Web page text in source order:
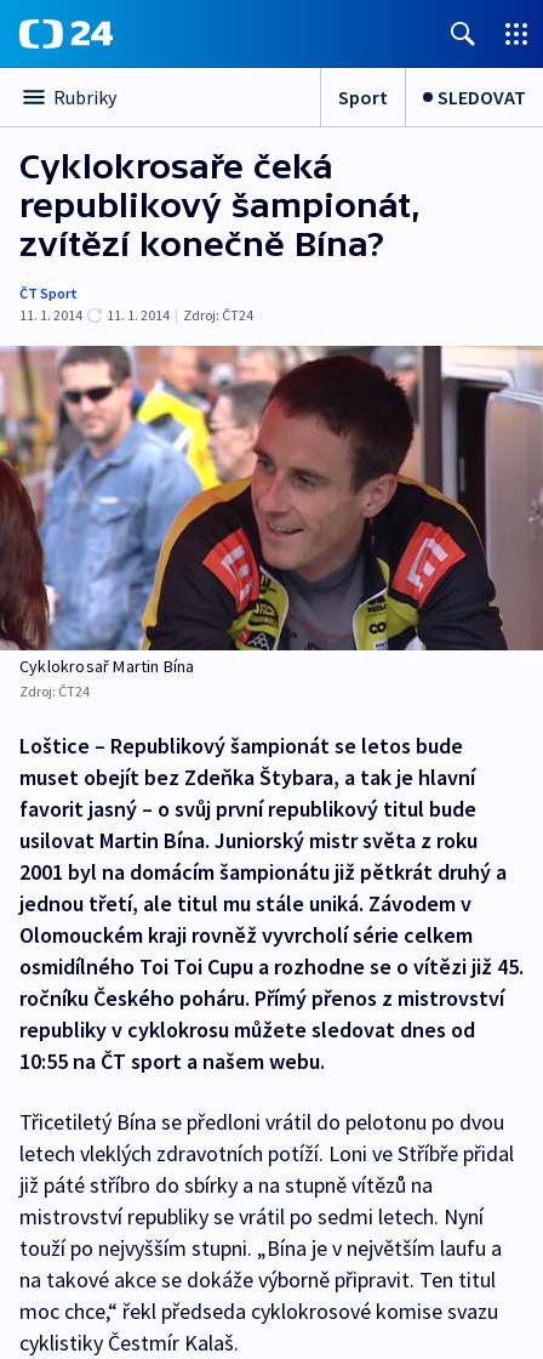
Rubriky Sport SLEDOVAT
Cyklokrosaře čeká
republikový šampionát,
zvítězí konečně Bína?
ČT Sport
11. 1. 2014
11. 1. 2014 | Zdroj: ČT24
Cyklokrosař Martin Bína
Zdroj: ČT24
Loštice – Republikový šampionát se letos bude
muset obejít bez Zdeňka Štybara, a tak je hlavní
favorit jasný – o svůj první republikový titul bude
usilovat Martin Bína. Juniorský mistr světa z roku
2001 byl na domácím šampionátu již pětkrát druhý a
jednou třetí, ale titul mu stále uniká. Závodem v
Olomouckém kraji rovněž vyvrcholí série celkem
osmidílného Toi Toi Cupu a rozhodne se o vítězi již 45.
ročníku Českého poháru. Přímý přenos z mistrovství
republiky v cyklokrosu můžete sledovat dnes od
10:55 na ČT sport a našem webu.
Třicetiletý Bína se předloni vrátil do pelotonu po dvou
letech vleklých zdravotních potíží. Loni ve Stříbře přidal
již páté stříbro do sbírky a na stupně vítězů na
mistrovství republiky se vrátil po sedmi letech. Nyní
touží po nejvyšším stupni. „Bína je v největším laufu a
na takové akce se dokáže výborně připravit. Ten titul
moc chce,“ řekl předseda cyklokrosové komise svazu
cyklistiky Čestmír Kalaš.